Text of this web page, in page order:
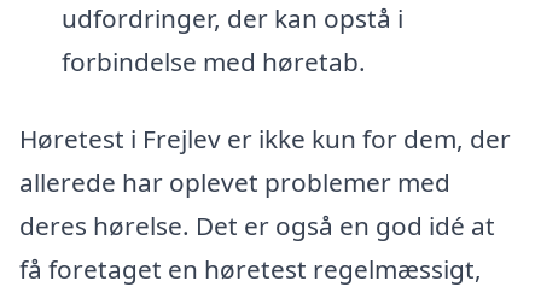
udfordringer, der kan opstå i
forbindelse med høretab.
Høretest i Frejlev er ikke kun for dem, der
allerede har oplevet problemer med
deres hørelse. Det er også en god idé at
få foretaget en høretest regelmæssigt,